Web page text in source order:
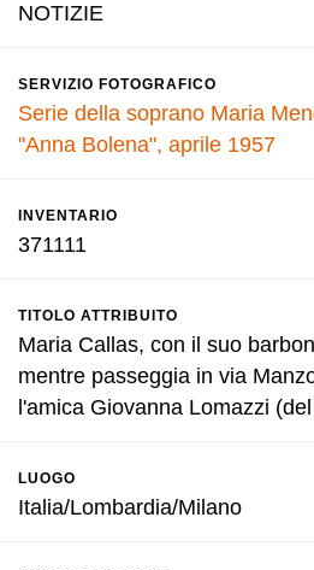
NOTIZIE
SERVIZIO FOTOGRAFICO
Serie della soprano Maria
"Anna Bolena", aprile 1957
INVENTARIO
371111
TITOLO ATTRIBUITO
Maria Callas, con il suo
mentre passeggia in via
l'amica Giovanna Lomazzi
LUOGO
Italia/Lombardia/Milano